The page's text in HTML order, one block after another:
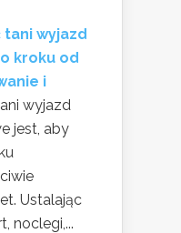
tani wyjazd
kroku od
i
wyjazd
jest, aby
Ustalając
noclegi,...